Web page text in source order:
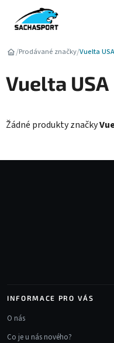
obsah
/Prodávané značky/Vuelta USA
Vuelta USA
Žádné produkty značky
INFORMACE PRO VÁS
O nás
Co je u nás nového?